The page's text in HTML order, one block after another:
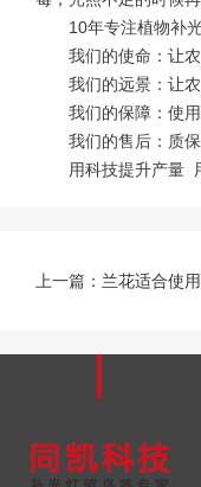
10年专注植物补
我们的使命：让
我们的远景：让
我们的保障：使
我们的售后：质
用科技提升产量
上一篇： 兰花适合使